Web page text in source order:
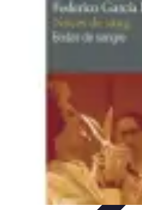
Idées et Inspirations
Discours et vœux
CélébrationActivités et animations